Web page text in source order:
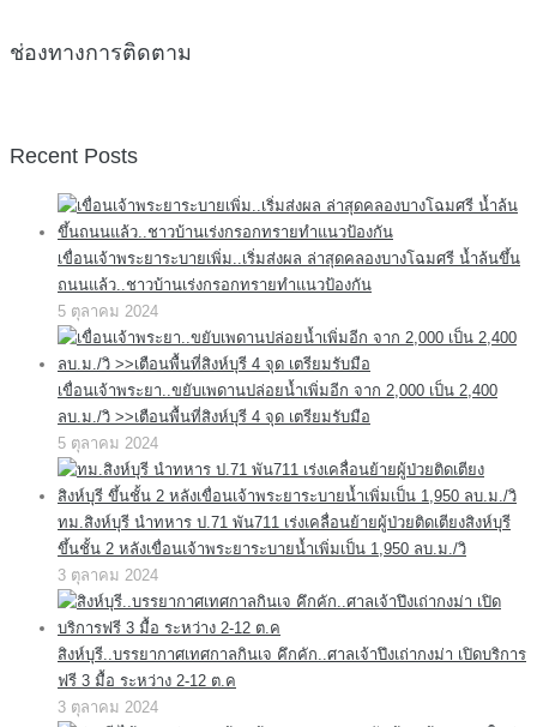
ช่องทางการติดตาม
Recent Posts
เขื่อนเจ้าพระยาระบายเพิ่ม..เริ่มส่งผล ล่าสุดคลองบางโฉมศรี น้ำล้นขึ้น
ถนนแล้ว..ชาวบ้านเร่งกรอกทรายทำแนวป้องกัน
5 ตุลาคม 2024
เขื่อนเจ้าพระยา..ขยับเพดานปล่อยน้ำเพิ่มอีก จาก 2,000 เป็น 2,400
ลบ.ม./วิ >>เตือนพื้นที่สิงห์บุรี 4 จุด เตรียมรับมือ
5 ตุลาคม 2024
ทม.สิงห์บุรี นำทหาร ป.71 พัน711 เร่งเคลื่อนย้ายผู้ป่วยติดเตียงสิงห์บุรี
ขึ้นชั้น 2 หลังเขื่อนเจ้าพระยาระบายน้ำเพิ่มเป็น 1,950 ลบ.ม./วิ
3 ตุลาคม 2024
สิงห์บุรี..บรรยากาศเทศกาลกินเจ คึกคัก..ศาลเจ้าปึงเถ่ากงม่า เปิดบริการ
ฟรี 3 มื้อ ระหว่าง 2-12 ต.ค
3 ตุลาคม 2024